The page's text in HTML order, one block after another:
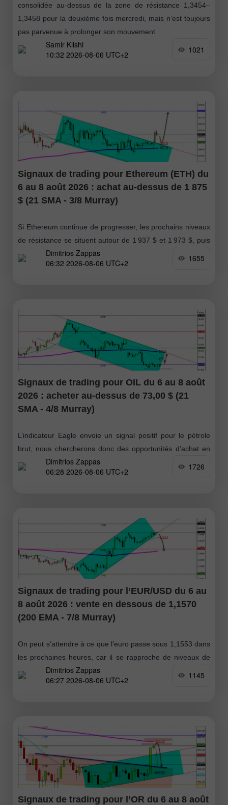
consolidée au-dessus de la zone de résistance 1,3454–
1,3458 pour la deuxième fois mercredi, mais n’est toujours
pas parvenue à prolonger son mouvement
Samir Klishi
10:32 2026-08-06 UTC+2
1021
Signaux de trading pour Ethereum (ETH) du
6 au 8 août 2026 : achat au-dessus de 1 875
$ (21 SMA - 3/8 Murray)
Si Ethereum continue de progresser, les prochains niveaux
de résistance se situent autour de 1 937 $ et 1 973 $, puis
enfin au niveau des 2 000 $
Dimitrios Zappas
06:32 2026-08-06 UTC+2
1655
Signaux de trading pour OIL du 6 au 8 août
2026 : acheter au-dessus de 73,00 $ (21
SMA - 4/8 Murray)
L’indicateur Eagle envoie un signal positif pour le pétrole
brut, nous chercherons donc des opportunités d’achat en
cas de repli vers 73 $ ou 71 $, ces deux niveaux pouvant
Dimitrios Zappas
06:28 2026-08-06 UTC+2
1726
Signaux de trading pour l’EUR/USD du 6 au
8 août 2026 : vente en dessous de 1,1570
(200 EMA - 7/8 Murray)
On peut s’attendre à ce que l’euro passe sous 1,1553 dans
les prochaines heures, car il se rapproche de niveaux de
résistance. Si l’on bascule sur le graphique journalier
Dimitrios Zappas
06:27 2026-08-06 UTC+2
1145
Signaux de trading pour l’OR du 6 au 8 août